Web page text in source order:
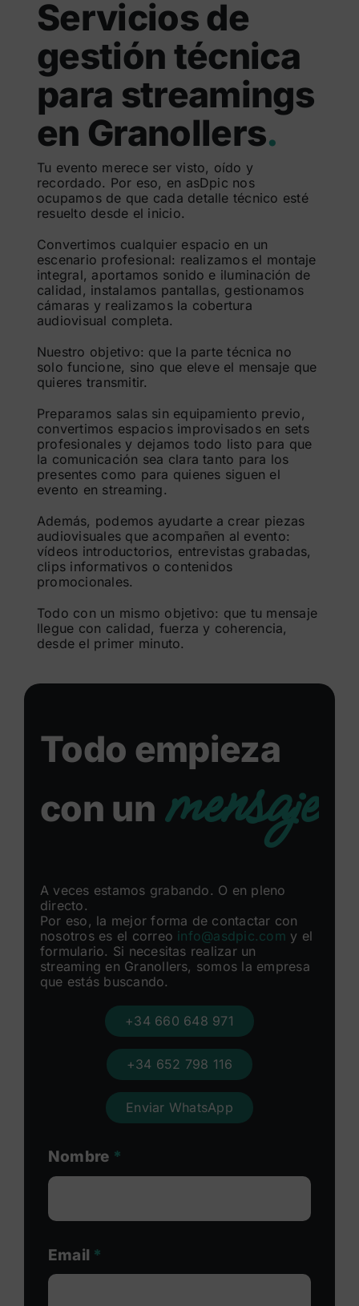
Servicios de
gestión técnica
para streamings
en Granollers.
Tu evento merece ser visto, oído y
recordado. Por eso, en asDpic nos
ocupamos de que cada detalle técnico esté
resuelto desde el inicio.
Convertimos cualquier espacio en un
escenario profesional: realizamos el montaje
integral, aportamos sonido e iluminación de
calidad, instalamos pantallas, gestionamos
cámaras y realizamos la cobertura
audiovisual completa.
Nuestro objetivo: que la parte técnica no
solo funcione, sino que eleve el mensaje que
quieres transmitir.
Preparamos salas sin equipamiento previo,
convertimos espacios improvisados en sets
profesionales y dejamos todo listo para que
la comunicación sea clara tanto para los
presentes como para quienes siguen el
evento en streaming.
Además, podemos ayudarte a crear piezas
audiovisuales que acompañen al evento:
vídeos introductorios, entrevistas grabadas,
clips informativos o contenidos
promocionales.
Todo con un mismo objetivo: que tu mensaje
llegue con calidad, fuerza y coherencia,
desde el primer minuto.
Todo empieza
con un mensaje
A veces estamos grabando. O en pleno
directo.
Por eso, la mejor forma de contactar con
nosotros es el correo info@asdpic.com y el
formulario. Si necesitas realizar un
streaming en Granollers, somos la empresa
que estás buscando.
+34 660 648 971
+34 652 798 116
Enviar WhatsApp
Nombre *
Email *